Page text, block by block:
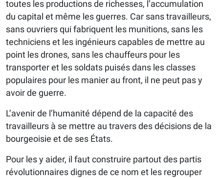
toutes les productions de richesses, l’accumulation
du capital et même les guerres. Car sans travailleurs,
sans ouvriers qui fabriquent les munitions, sans les
techniciens et les ingénieurs capables de mettre au
point les drones, sans les chauffeurs pour les
transporter et les soldats puisés dans les classes
populaires pour les manier au front, il ne peut pas y
avoir de guerre.
L’avenir de l’humanité dépend de la capacité des
travailleurs à se mettre au travers des décisions de la
bourgeoisie et de ses États.
Pour les y aider, il faut construire partout des partis
révolutionnaires dignes de ce nom et les regrouper